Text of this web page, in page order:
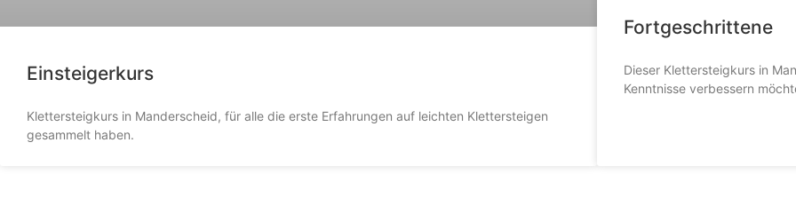
Einsteigerkurs
Klettersteigkurs in Manderscheid, für alle die erste Erfahrungen auf leichten Klettersteigen
gesammelt haben.
Fortgeschrittene
Dieser Klettersteigkurs in
Kenntnisse verbessern